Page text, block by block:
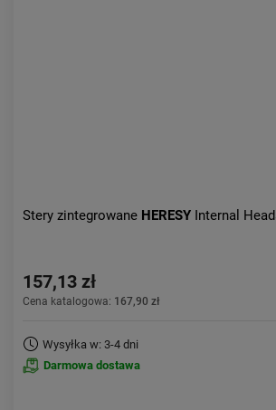
Stery zintegrowane HERESY Internal
157,13 zł
Cena katalogowa: 167,90 zł
Wysyłka w: 3-4 dni
Darmowa dostawa